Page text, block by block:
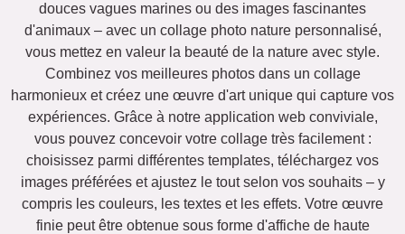
douces vagues marines ou des images fascinantes
d'animaux – avec un collage photo nature personnalisé,
vous mettez en valeur la beauté de la nature avec style.
Combinez vos meilleures photos dans un collage
harmonieux et créez une œuvre d'art unique qui capture vos
expériences. Grâce à notre application web conviviale,
vous pouvez concevoir votre collage très facilement :
choisissez parmi différentes templates, téléchargez vos
images préférées et ajustez le tout selon vos souhaits – y
compris les couleurs, les textes et les effets. Votre œuvre
finie peut être obtenue sous forme d'affiche de haute